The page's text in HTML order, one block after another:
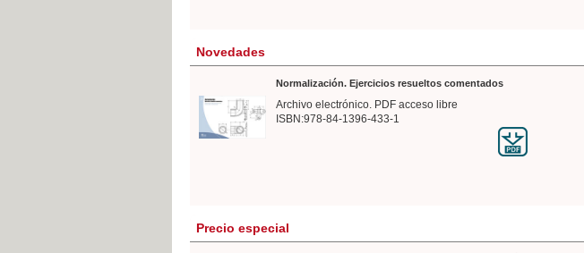
Novedades
Normalización. Ejercicios resueltos comentados
Archivo electrónico. PDF acceso libre
ISBN:978-84-1396-433-1
Precio especial